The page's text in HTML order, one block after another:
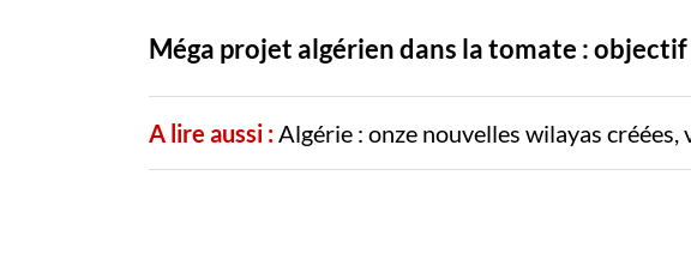
Méga projet algérien dans la tomate :
A lire aussi :Algérie : onze nouvelles wilayas créées,